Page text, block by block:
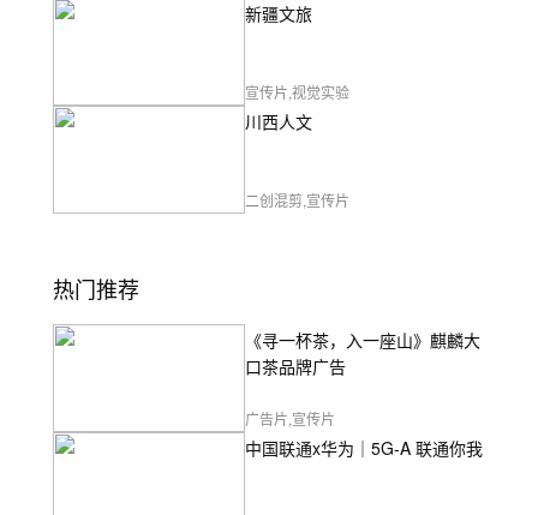
新疆文旅
宣传片,视觉实验
川西人文
二创混剪,宣传片
热门推荐
《寻一杯茶，入一座山》麒麟大
口茶品牌广告
广告片,宣传片
中国联通x华为｜5G-A 联通你我